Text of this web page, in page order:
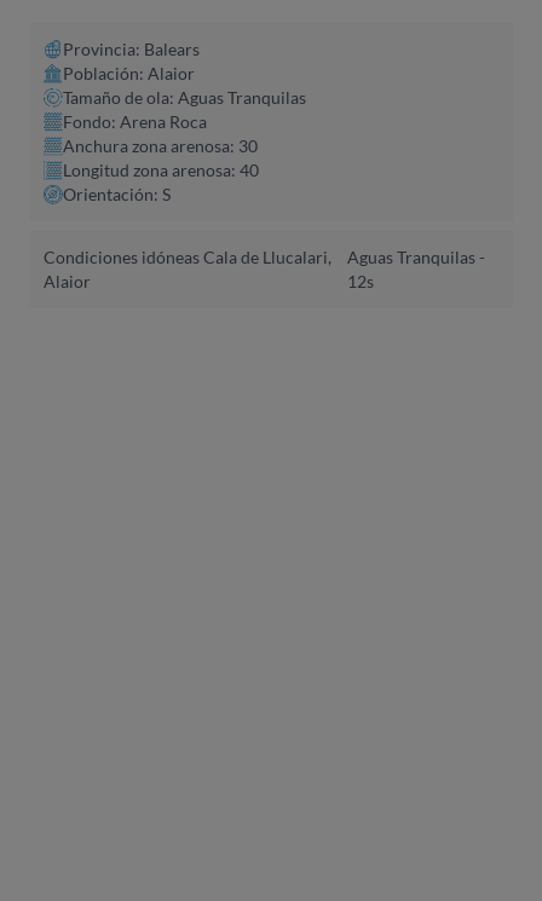
Provincia: Balears
Población: Alaior
Tamaño de ola: Aguas Tranquilas
Fondo: Arena Roca
Anchura zona arenosa: 30
Longitud zona arenosa: 40
Orientación: S
Condiciones idóneas Cala de Llucalari,
Alaior
Aguas Tranquilas -
12s